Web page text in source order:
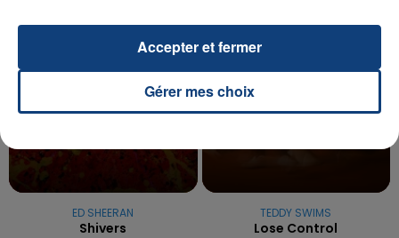
ED SHEERAN
Shivers
TEDDY SWIMS
Lose Control
Gérer mes choix
Accepter et fermer